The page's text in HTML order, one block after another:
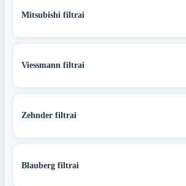
Mitsubishi filtrai
Viessmann filtrai
Zehnder filtrai
Blauberg filtrai